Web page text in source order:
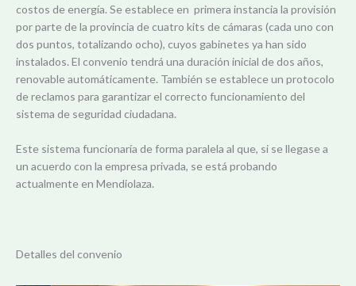
costos de energía. Se establece en primera instancia la provisión
por parte de la provincia de cuatro kits de cámaras (cada uno con
dos puntos, totalizando ocho), cuyos gabinetes ya han sido
instalados. El convenio tendrá una duración inicial de dos años,
renovable automáticamente. También se establece un protocolo
de reclamos para garantizar el correcto funcionamiento del
sistema de seguridad ciudadana.
Este sistema funcionaría de forma paralela al que, si se llegase a
un acuerdo con la empresa privada, se está probando
actualmente en Mendiolaza.
Detalles del convenio